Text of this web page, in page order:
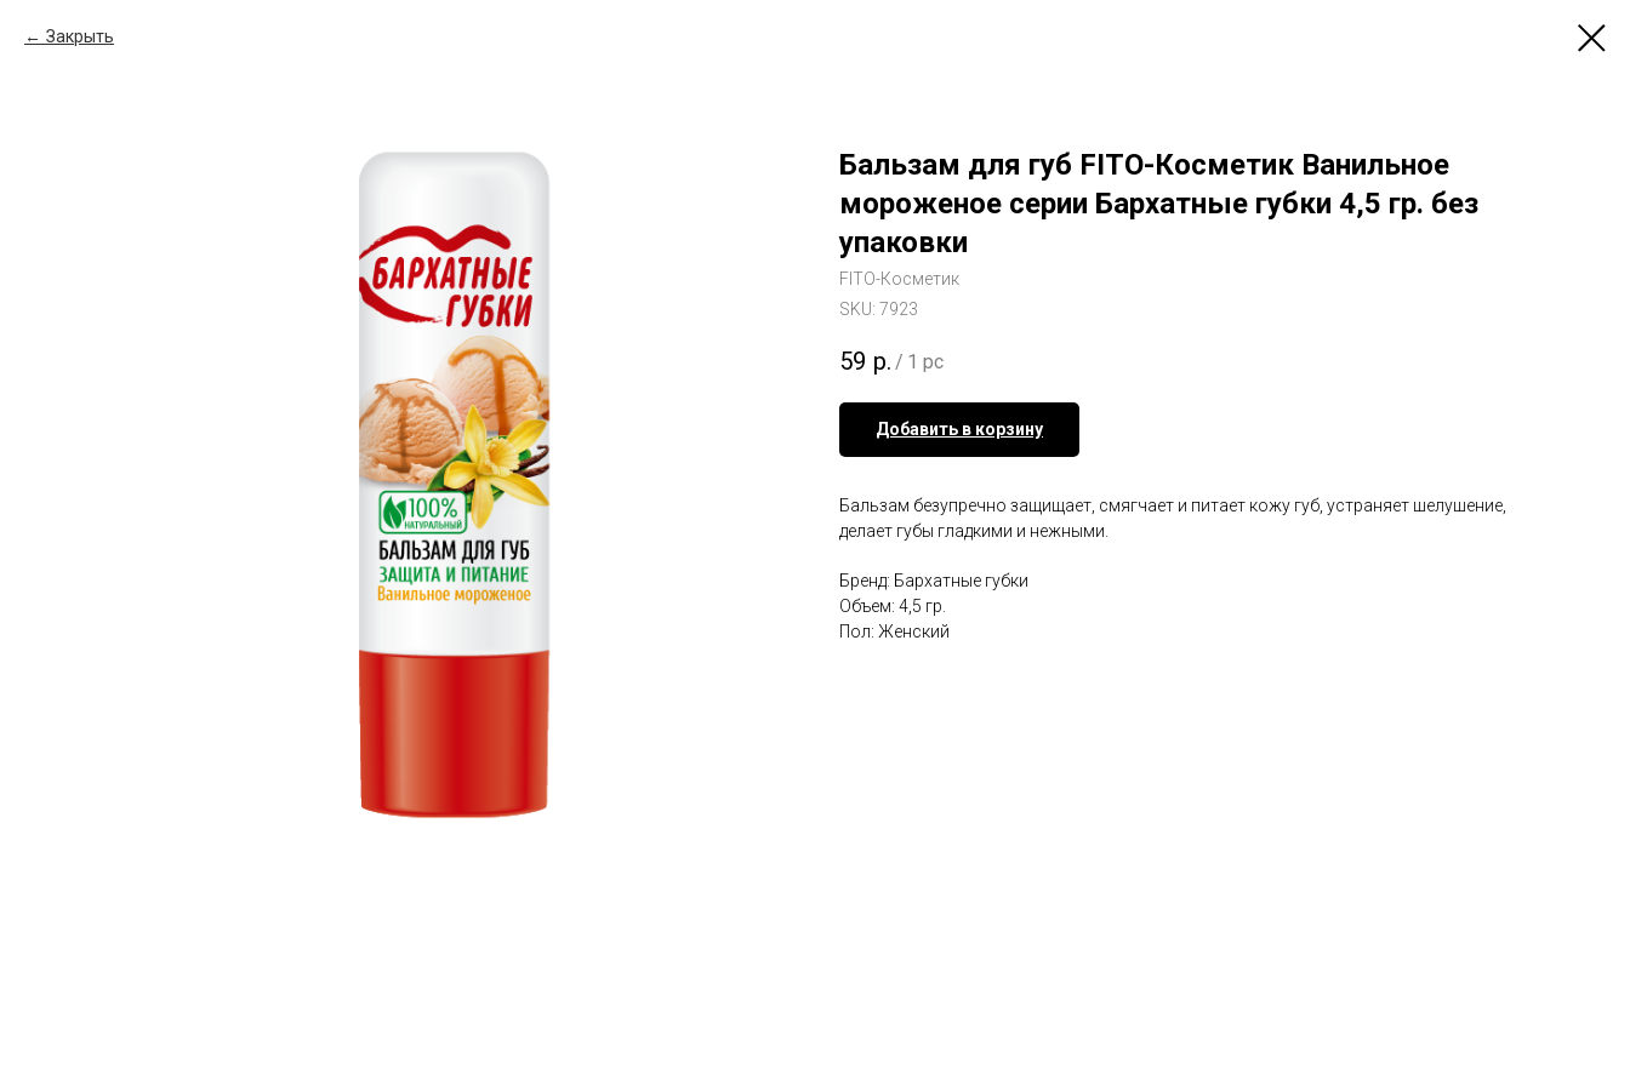
Закрыть
Бальзам для губ FITO-Косметик Ванильное
мороженое серии Бархатные губки 4,5 гр. без
упаковки
FITO-Косметик
SKU: 7923
59 р. / 1 pc
Добавить в корзину
Бальзам безупречно защищает, смягчает и питает кожу губ, устраняет шелушение,
делает губы гладкими и нежными.
Бренд: Бархатные губки
Объем: 4,5 гр.
Пол: Женский